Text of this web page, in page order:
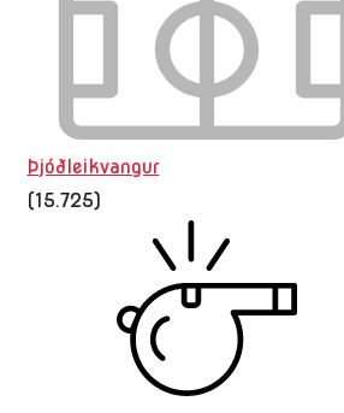
Þjóðleikvangur
(15.725)